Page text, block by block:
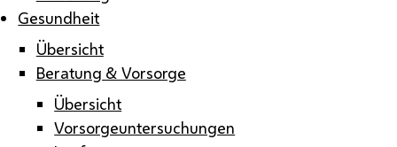
Gesundheit
Übersicht
Beratung & Vorsorge
Übersicht
Vorsorgeuntersuchungen